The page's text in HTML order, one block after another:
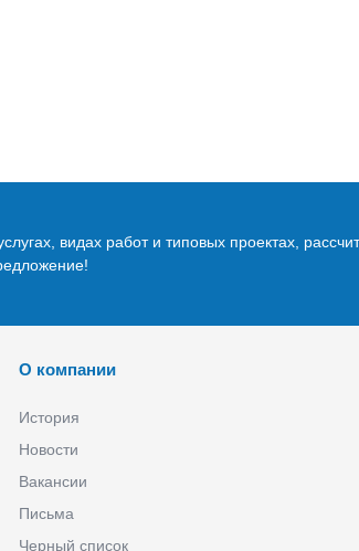
видах работ и типовых проектах,
О компании
История
Новости
Вакансии
Письма
Черный список